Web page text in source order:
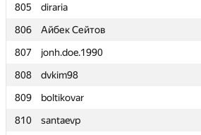
805
diraria
806
Айбек Сейтов
807
jonh.doe.1990
808
dvkim98
809
boltikovar
810
santaevp
805
diraria
806
Айбек Сейтов
807
jonh.doe.1990
808
dvkim98
809
boltikovar
810
santaevp